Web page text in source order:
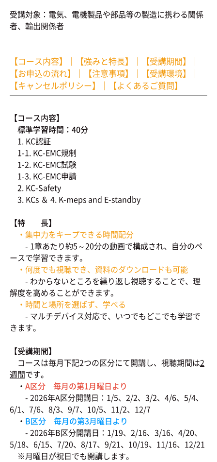
受講対象：電気、電機製品や部品等の製造に携わる関係
者、輸出関係者
【コース内容】 ｜ 【強みと特長】 ｜ 【受講期間】
｜
【お申込の流れ】
｜ 【注意事項】 ｜ 【受講環境】
｜
【キャンセルポリシー】
｜ 【よくあるご質問】
【コース内容】
標準学習時間：40分
1. KC認証
1-1. KC-EMC規制
1-2. KC-EMC試験
1-3. KC-EMC申請
2. KC-Safety
3. KCs ＆ 4. K-meps and E-standby
【特 長】
・集中力をキープできる時間配分
- 1章あたり約5～20分の動画で構成され、自分のペ
ースで学習できます。
・何度でも視聴でき、資料のダウンロードも可能
- わからないところを繰り返し視聴することで、理
解度を高めることができます。
・時間と場所を選ばず、学べる
- マルチデバイス対応で、いつでもどこでも学習で
きます。
【受講期間】
コースは毎月下記2つの区分にて開講し、視聴期間は2
週間です。
・ A区分 毎月の第1月曜日より
- 2026年A区分開講日：1/5、2/2、3/2、4/6、5/4、
6/1、7/6、8/3、9/7、10/5、11/2、12/7
・ B区分 毎月の第3月曜日より
- 2026年B区分開講日：1/19、2/16、3/16、4/20、
5/18、6/15、7/20、8/17、9/21、10/19、11/16、12/21
※月曜日が祝日でも開講します。